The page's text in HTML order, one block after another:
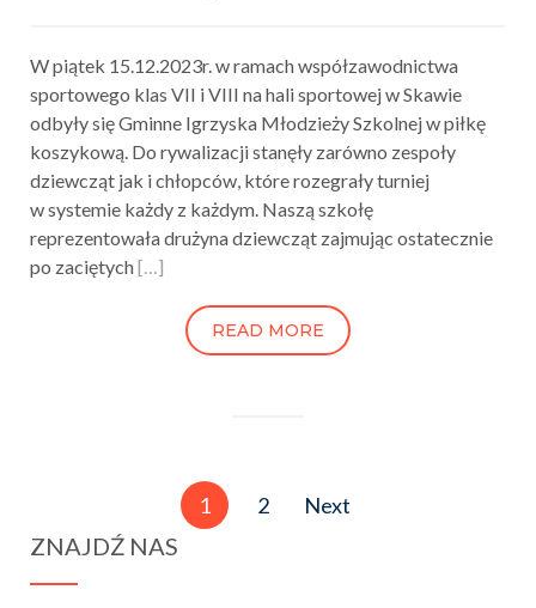
W piątek 15.12.2023r. w ramach współzawodnictwa
sportowego klas VII i VIII na hali sportowej w Skawie
odbyły się Gminne Igrzyska Młodzieży Szkolnej w piłkę
koszykową. Do rywalizacji stanęły zarówno zespoły
dziewcząt jak i chłopców, które rozegrały turniej
w systemie każdy z każdym. Naszą szkołę
reprezentowała drużyna dziewcząt zajmując ostatecznie
po zaciętych[…]
READ MORE
1 2 Next
ZNAJDŹ NAS